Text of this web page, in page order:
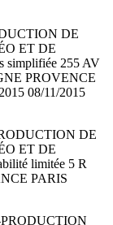
DE
ET DE
simplifiée 255 AV
PROVENCE
08/11/2015
DE
ET DE
limitée 5 R
PARIS